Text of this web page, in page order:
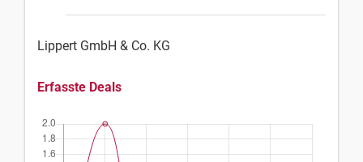
Lippert GmbH & Co. KG
Erfasste Deals